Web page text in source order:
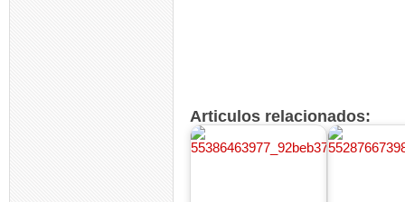
Articulos relacionados: